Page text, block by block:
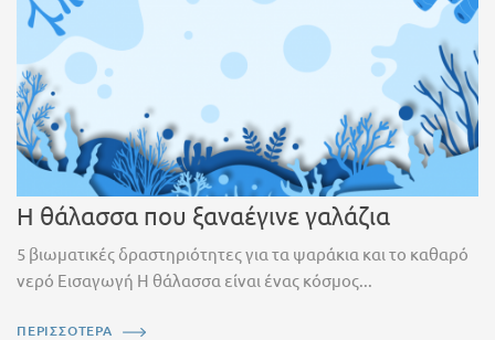
Η θάλασσα που ξαναέγινε γαλάζια
5 βιωματικές δραστηριότητες για τα ψαράκια και το καθαρό
νερό Εισαγωγή Η θάλασσα είναι ένας κόσμος...
ΠΕΡΙΣΣΟΤΕΡΑ